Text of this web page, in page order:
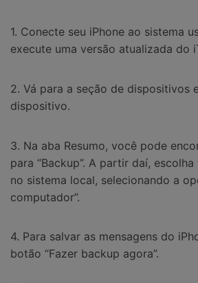
1. Conecte seu iPhone ao sistema
execute uma versão atualizada do
2. Vá para a seção de dispositivos
dispositivo.
3. Na aba Resumo, você pode
para “Backup”. A partir daí,
no sistema local, selecionando a
computador”.
4. Para salvar as mensagens do
botão “Fazer backup agora”.